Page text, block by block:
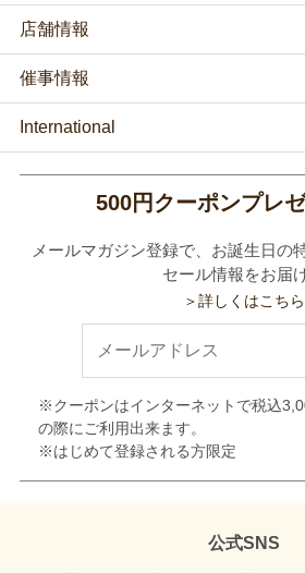
店舗情報
催事情報
International
500円クーポンプレ
メールマガジン登録で、お誕生日の
セール情報をお届
＞詳しくはこちら
※クーポンはインターネットで税込
の際にご利用出来ます。
※はじめて登録される方限定
公式SNS